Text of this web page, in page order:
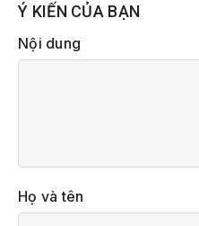
Ý KIẾN CỦA BẠN
Nội dung
Họ và tên